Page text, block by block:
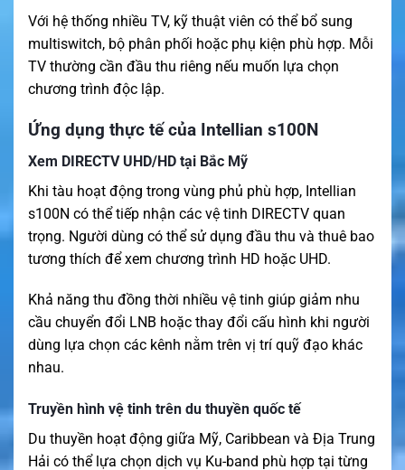
Với hệ thống nhiều TV, kỹ thuật viên có thể bổ sung
multiswitch, bộ phân phối hoặc phụ kiện phù hợp. Mỗi
TV thường cần đầu thu riêng nếu muốn lựa chọn
chương trình độc lập.
Ứng dụng thực tế của Intellian s100N
Xem DIRECTV UHD/HD tại Bắc Mỹ
Khi tàu hoạt động trong vùng phủ phù hợp, Intellian
s100N có thể tiếp nhận các vệ tinh DIRECTV quan
trọng. Người dùng có thể sử dụng đầu thu và thuê bao
tương thích để xem chương trình HD hoặc UHD.
Khả năng thu đồng thời nhiều vệ tinh giúp giảm nhu
cầu chuyển đổi LNB hoặc thay đổi cấu hình khi người
dùng lựa chọn các kênh nằm trên vị trí quỹ đạo khác
nhau.
Truyền hình vệ tinh trên du thuyền quốc tế
Du thuyền hoạt động giữa Mỹ, Caribbean và Địa Trung
Hải có thể lựa chọn dịch vụ Ku-band phù hợp tại từng